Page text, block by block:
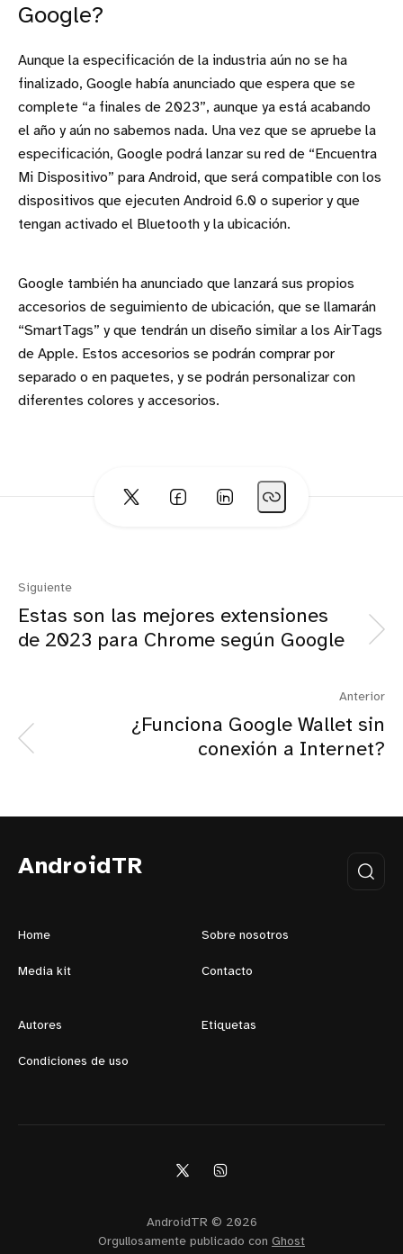
Google?
Aunque la especificación de la industria aún no se ha
finalizado, Google había anunciado que espera que se
complete “a finales de 2023”, aunque ya está acabando
el año y aún no sabemos nada. Una vez que se apruebe la
especificación, Google podrá lanzar su red de “Encuentra
Mi Dispositivo” para Android, que será compatible con los
dispositivos que ejecuten Android 6.0 o superior y que
tengan activado el Bluetooth y la ubicación.
Google también ha anunciado que lanzará sus propios
accesorios de seguimiento de ubicación, que se llamarán
“SmartTags” y que tendrán un diseño similar a los AirTags
de Apple. Estos accesorios se podrán comprar por
separado o en paquetes, y se podrán personalizar con
diferentes colores y accesorios.
Siguiente
Estas son las mejores extensiones
de 2023 para Chrome según Google
Anterior
¿Funciona Google Wallet sin
conexión a Internet?
AndroidTR
Home Sobre nosotros
Media kit Contacto
Autores Etiquetas
Condiciones de uso
AndroidTR © 2026
Orgullosamente publicado con Ghost